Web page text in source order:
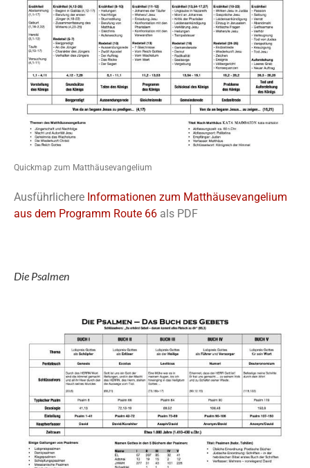
Quickmap zum Matthäusevangelium
Ausführlichere Informationen zum Matthäusevangelium
aus dem Programm Route 66 als PDF
Die Psalmen